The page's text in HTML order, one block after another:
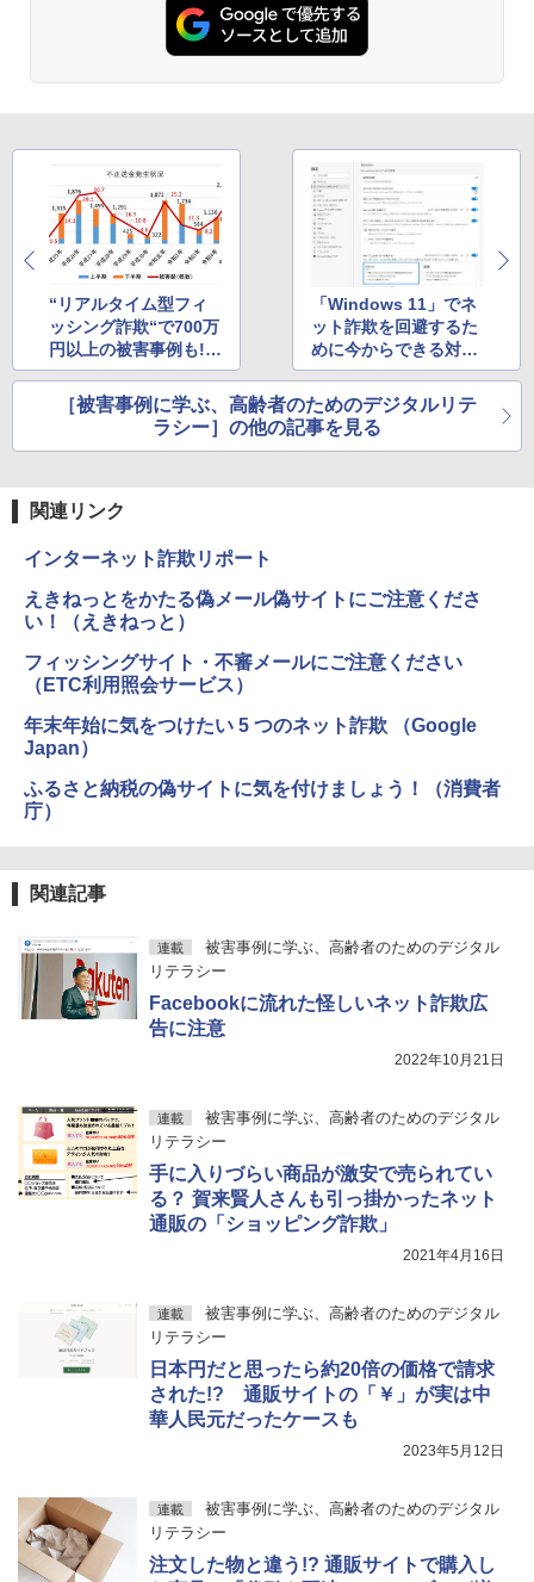
“リアルタイム型フィ
ッシング詐欺“で700万
円以上の被害事例も!?
被害額の増加に警察
庁・金融庁も注意喚起
「Windows 11」でネ
ット詐欺を回避するた
めに今からできる対
策。 押さえておきたい
設定方法をチェック！
［被害事例に学ぶ、高齢者のためのデジタルリテ
ラシー］の他の記事を見る
関連リンク
インターネット詐欺リポート
えきねっとをかたる偽メール偽サイトにご注意くださ
い！（えきねっと）
フィッシングサイト・不審メールにご注意ください
（ETC利用照会サービス）
年末年始に気をつけたい 5 つのネット詐欺 （Google
Japan）
ふるさと納税の偽サイトに気を付けましょう！（消費者
庁）
関連記事
連載
被害事例に学ぶ、高齢者のためのデジタル
リテラシー
Facebookに流れた怪しいネット詐欺広
告に注意
2022年10月21日
連載
被害事例に学ぶ、高齢者のためのデジタル
リテラシー
手に入りづらい商品が激安で売られてい
る？ 賀来賢人さんも引っ掛かったネット
通販の「ショッピング詐欺」
2021年4月16日
連載
被害事例に学ぶ、高齢者のためのデジタル
リテラシー
日本円だと思ったら約20倍の価格で請求
された!? 通販サイトの「￥」が実は中
華人民元だったケースも
2023年5月12日
連載
被害事例に学ぶ、高齢者のためのデジタル
リテラシー
注文した物と違う!? 通販サイトで購入し